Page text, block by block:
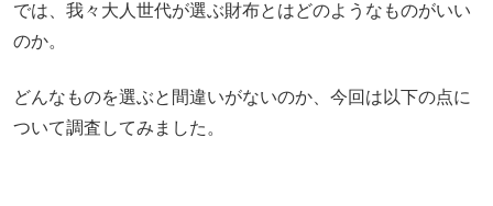
では、我々大人世代が選ぶ財布とはどのようなものがいい
のか。
どんなものを選ぶと間違いがないのか、今回は以下の点に
ついて調査してみました。